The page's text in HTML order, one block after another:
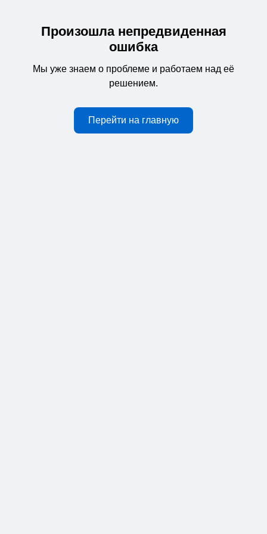
Произошла непредвиденная
ошибка
Мы уже знаем о проблеме и работаем над её
решением.
Перейти на главную